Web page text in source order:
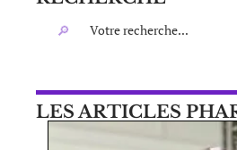
LES ARTICLES